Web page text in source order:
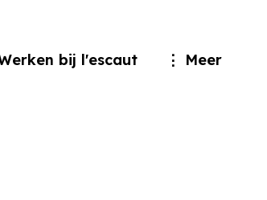
bij l'escaut Meer